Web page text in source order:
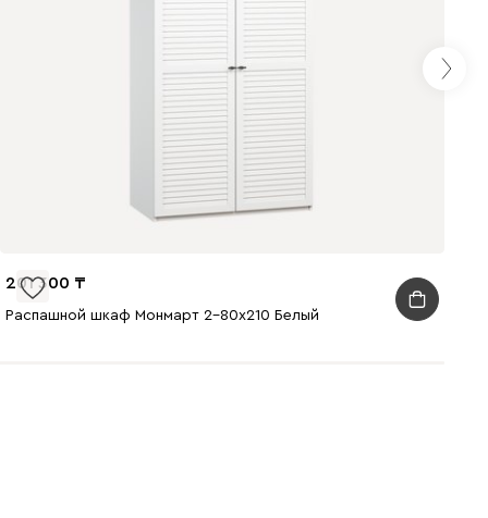
201 300
Распашной шкаф Монмарт 2-80x210 Белый